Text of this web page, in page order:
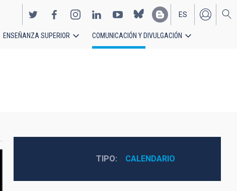
EN
ES
ENSEÑANZA SUPERIOR COMUNICACIÓN Y DIVULGACIÓN
TIPO CALENDARIO